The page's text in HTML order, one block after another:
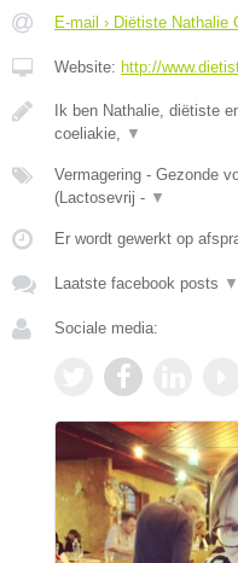
E-mail › Diëtiste Nathalie
Website: http://
Ik ben Nathalie, diëtiste
coeliakie, ▼
Vermagering - Gezonde
(Lactosevrij - ▼
Er wordt gewerkt op
Laatste facebook posts ▼
Sociale media: